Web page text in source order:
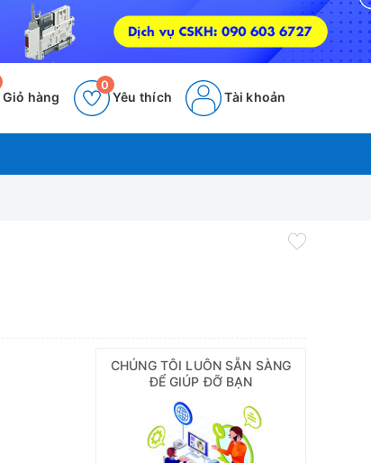
Giỏ hàng Yêu thích
0
Tài khoản
CHÚNG TÔI LUÔN SẴN SÀNG
ĐỂ GIÚP ĐỠ BẠN